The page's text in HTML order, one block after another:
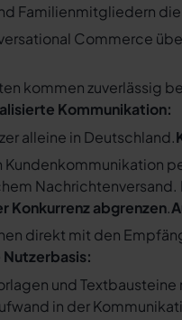
Familienmitgliedern
Commerce
kommen zuverlässig
Kommunikation:
alleine in Deutschland.
Konkurrenz abgrenzen.
direkt mit den
und
in der